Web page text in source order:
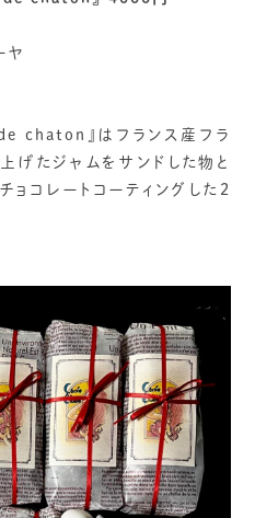
ヤ
chaton』はフランス産フラ
げたジャムをサンドした物と
ョコレートコーティングした2